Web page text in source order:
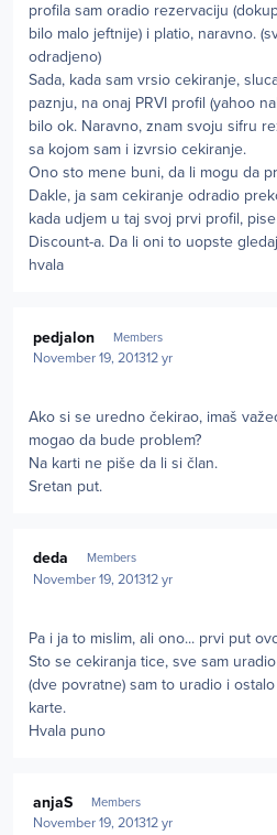
profila sam oradio rezervaciju
bilo malo jeftnije) i platio, naravno.
odradjeno)
Sada, kada sam vrsio cekiranje,
paznju, na onaj PRVI profil (yahoo
bilo ok. Naravno, znam svoju sifru
sa kojom sam i izvrsio cekiranje.
Ono sto mene buni, da li mogu da
Dakle, ja sam cekiranje odradio
kada udjem u taj svoj prvi profil,
Discount-a. Da li oni to uopste
hvala
pedjalon Members
November 19, 201312 yr
Ako si se uredno čekirao, imaš
mogao da bude problem?
Na karti ne piše da li si član.
Sretan put.
deda Members
November 19, 201312 yr
Pa i ja to mislim, ali ono... prvi put
Sto se cekiranja tice, sve sam
(dve povratne) sam to uradio i
karte.
Hvala puno
anjaS Members
November 19, 201312 yr